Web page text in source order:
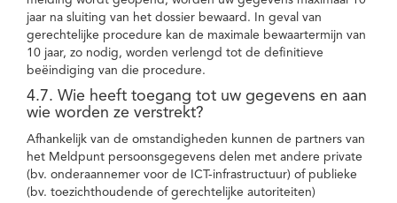
jaar na sluiting van het dossier bewaard. In geval van
gerechtelijke procedure kan de maximale bewaartermijn van
10 jaar, zo nodig, worden verlengd tot de definitieve
beëindiging van die procedure.
4.7. Wie heeft toegang tot uw gegevens en aan
wie worden ze verstrekt?
Afhankelijk van de omstandigheden kunnen de partners van
het Meldpunt persoonsgegevens delen met andere private
(bv. onderaannemer voor de ICT-infrastructuur) of publieke
(bv. toezichthoudende of gerechtelijke autoriteiten)